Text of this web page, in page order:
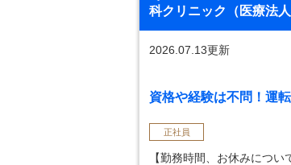
科クリニック（医療法人
2026.07.13更新
資格や経験は不問！運
正社員
【勤務時間、お休みについ